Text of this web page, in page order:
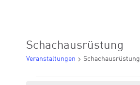
Schachausrüstung
Veranstaltungen Schachausrüstung